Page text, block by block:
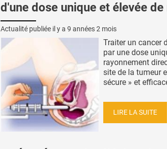
d'une dose unique et élevée
Actualité publiée il y a 9 années 2 mois
Traiter un cancer
par une dose
rayonnement
site de la tumeur
sécure » et
LIRE LA SUITE